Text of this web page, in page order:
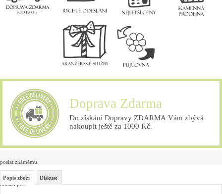
Doprava Zdarma
Do získání Dopravy ZDARMA Vám zbývá
nakoupit ještě za 1000 Kč.
poslat známému
hlídací pes
Popis zboží Diskuse